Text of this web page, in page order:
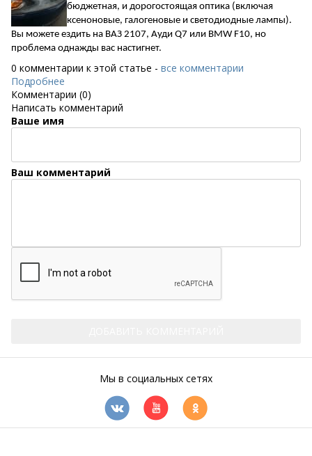
бюджетная, и дорогостоящая оптика (включая
ксеноновые, галогеновые и светодиодные лампы).
Вы можете ездить на ВАЗ 2107, Ауди Q7 или BMWF10, но
проблема однажды вас настигнет.
0 комментарии к этой статье - все комментарии
Подробнее
Комментарии (0)
Написать комментарий
Ваше имя
Ваш комментарий
Мы в социальных сетях